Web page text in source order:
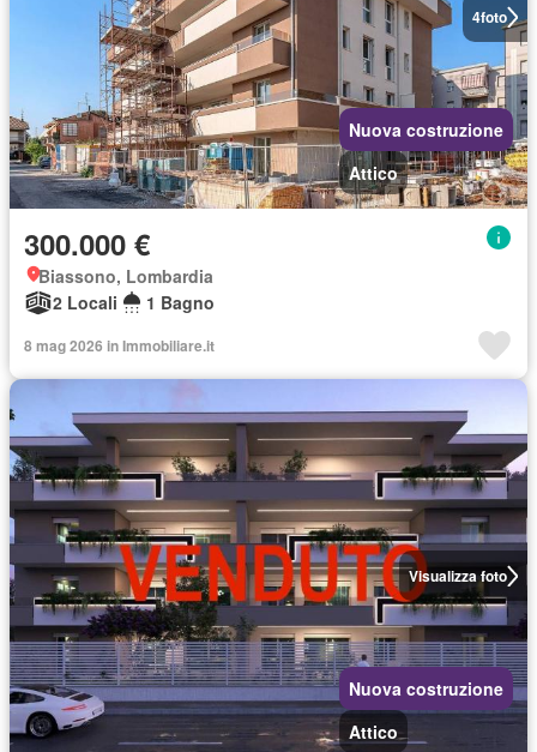
4foto
Nuova costruzione
Attico
300.000 €
Biassono, Lombardia
2 Locali
1 Bagno
8 mag 2026 in Immobiliare.it
Visualizza foto
Nuova costruzione
Attico